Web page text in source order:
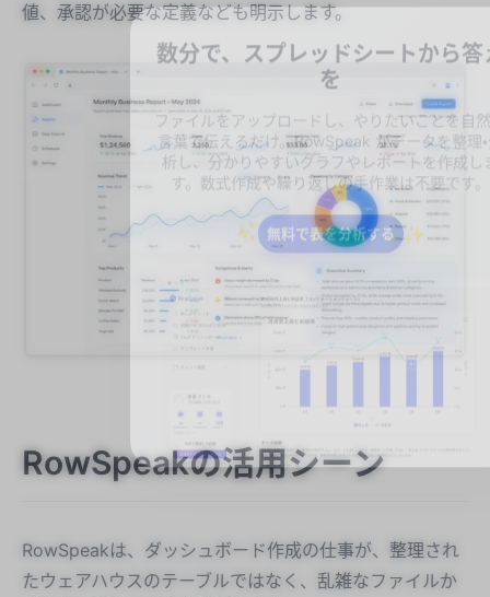
値、承認が必要な定義なども明示します。
RowSpeakの活用シーン
RowSpeakは、ダッシュボード作成の仕事が、整理され
たウェアハウスのテーブルではなく、乱雑なファイルか
数分で、スプレッドシートから答
を
ファイルをアップロードし、やりたいことを自
言葉で伝えるだけ。RowSpeak がデータを整理
析し、分かりやすいグラフやレポートを作成し
す。数式作成や繰り返しの手作業は不要です。
✨ 無料で表を分析する ✨